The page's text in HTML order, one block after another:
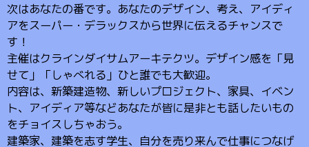
次はあなたの番です。あなたのデザイン、考え、アイディ
アをスーパー・デラックスから世界に伝えるチャンスで
す！
主催はクラインダイサムアーキテクツ。デザイン感を「見
せて」「しゃべれる」ひと誰でも大歓迎。
内容は、新築建造物、新しいプロジェクト、家具、イベン
ト、アイディア等などあなたが皆に是非とも話したいもの
をチョイスしちゃおう。
建築家、建築を志す学生、自分を売り来んで仕事につなげ